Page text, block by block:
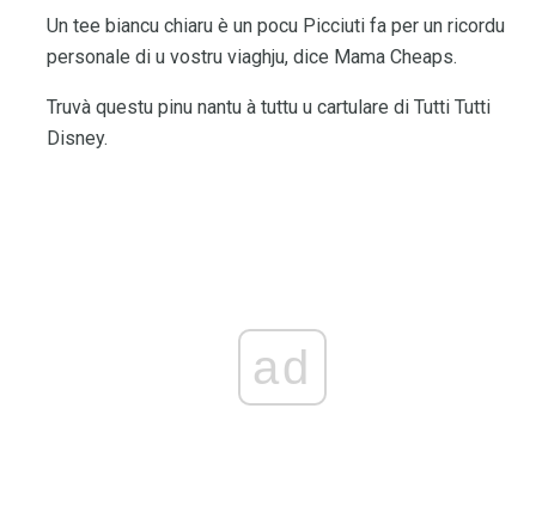
Un tee biancu chiaru è un pocu Picciuti fa per un ricordu
personale di u vostru viaghju, dice Mama Cheaps.
Truvà questu pinu nantu à tuttu u cartulare di Tutti Tutti
Disney.
ad